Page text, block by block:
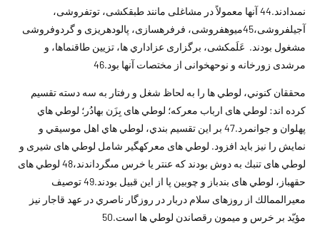
نمى‏دادند.44 آنها معمولاً در مشاغلى مانند طبق‏كشى، توت‏فروشى،
آجيل‏فروشى،45ميوه‏فروشى، فرفره‏سازى، پالوده‏ريزى و گردوفروشى
مشغول بودند. عَلَم‏كشى، برگزارى عزاداري ها، تزيين طاق‏نماها، و
مرشدى زورخانه و نوحه‏خوانى از مختصات آنها بود.46
محققان کنوني، لوطي ها را به لحاظ شغل و رفتار به سه دسته تقسيم
کرده اند: لوطي هاى ارباب معركه؛ لوطي هاى بِزَن بهادُر؛ لوطي هاي
پهلوان و جوانمرد.47 بر اين تقسيم بندي، لوطي هاي اهل موسيقي و
نمايش را نيز بايد افزود. لوطي هاى معركه‏گير شامل لوطي هاى شيرى و
لوطي هاى تنبك به دوش بودند كه عنتر يا خرس مى‏گرداندند،48 لوطي هاى
حقه‏باز، لوطي هاى بندباز و چوبين پا از اين قبيل بودند.49 توصيف
معيرالممالك از روزهاى سلام دربار در روزگار ناصري در عهد قاجار نيز
مؤيّد بر خرس و ميمون رقصاندن لوطي ها است.50